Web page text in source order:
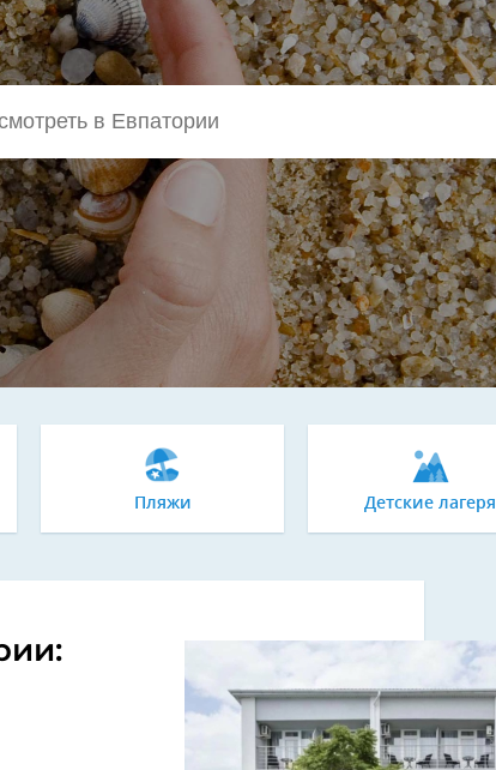
Пляжи Детские лагеря